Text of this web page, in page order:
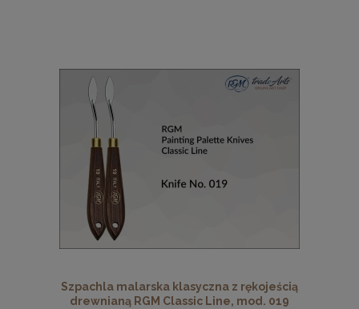
Szpachla malarska klasyczna z rękojeścią
drewnianą RGM Classic Line, mod. 019